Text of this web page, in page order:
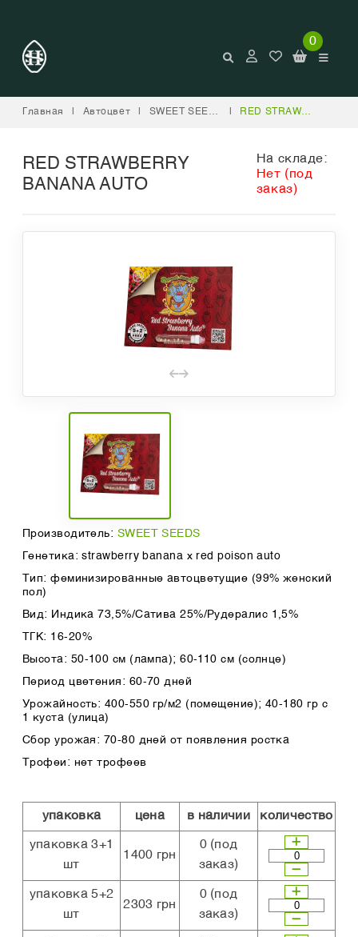
0
Главная Автоцвет SWEET SEEDS RED STRAWBERRY BANANA AUTO
RED STRAWBERRY
BANANA AUTO
На складе:
Нет (под
заказ)
Производитель: SWEET SEEDS
Генетика: strawberry banana x red poison auto
Тип: феминизированные автоцветущие (99% женский
пол)
Вид: Индика 73,5%/Сатива 25%/Рудералис 1,5%
ТГК: 16-20%
Высота: 50-100 см (лампа); 60-110 см (солнце)
Период цветения: 60-70 дней
Урожайность: 400-550 гр/м2 (помещение); 40-180 гр с
1 куста (улица)
Сбор урожая: 70-80 дней от появления ростка
Трофеи: нет трофеев
упаковка цена в наличии количество
упаковка 3+1
шт
1400 грн
0(под
заказ)
упаковка 5+2
шт
2303 грн
0(под
заказ)